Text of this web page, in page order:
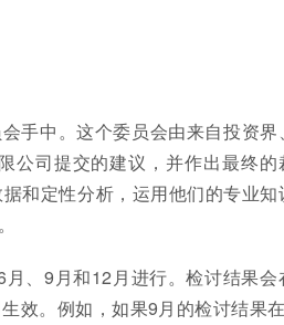
手中。这个委员会由来自投资界、
公司提交的建议，并作出最终的
和定性分析，运用他们的专业知
、9月和12月进行。检讨结果会
效。例如，如果9月的检讨结果